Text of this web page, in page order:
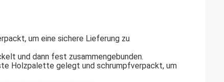
um eine sichere Lieferung zu
und dann fest zusammengebunden.
Holzpalette gelegt und schrumpfverpackt, um